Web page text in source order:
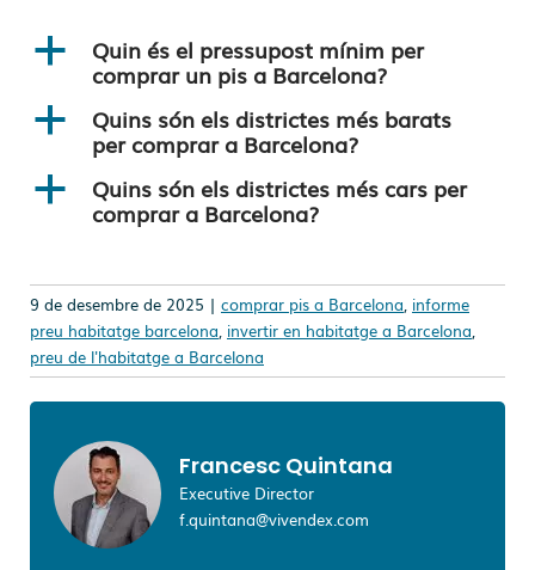
a
Quin és el pressupost mínim per
comprar un pis a Barcelona?
a
Quins són els districtes més barats
per comprar a Barcelona?
a
Quins són els districtes més cars per
comprar a Barcelona?
9 de desembre de 2025 | comprar pis a Barcelona, informe
preu habitatge barcelona, invertir en habitatge a Barcelona,
preu de l'habitatge a Barcelona
Francesc Quintana
Executive Director
f.quintana@vivendex.com